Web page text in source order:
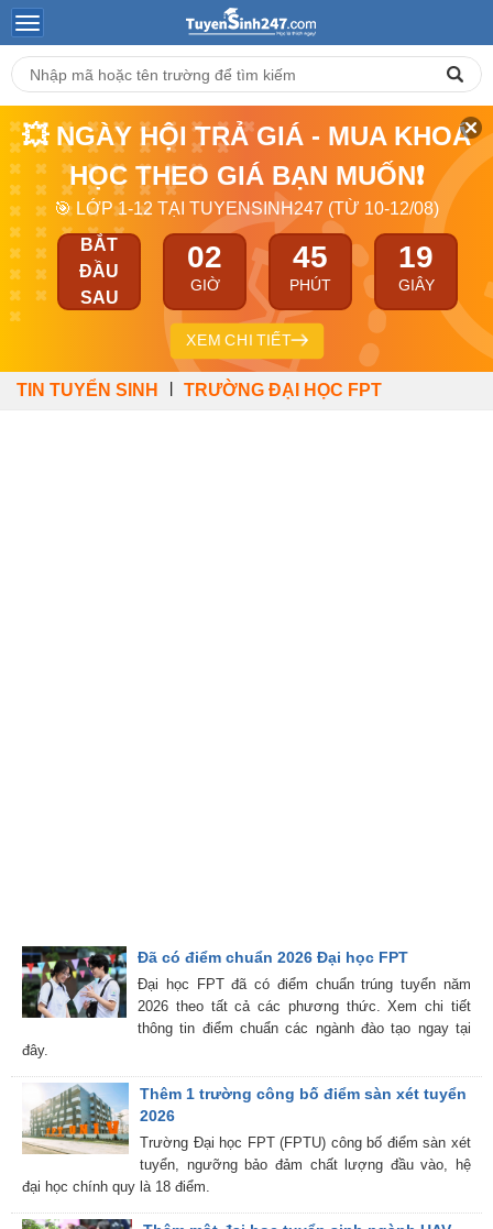
💥 NGÀY HỘI TRẢ GIÁ - MUA KHOÁ
HỌC THEO GIÁ BẠN MUỐN❗
🎯 LỚP 1-12 TẠI TUYENSINH247 (TỪ 10-12/08)
BẮT
ĐẦU
SAU
02
GIỜ
45
PHÚT
18
GIÂY
XEM CHI TIẾT
TIN TUYỂN SINH TRƯỜNG ĐẠI HỌC FPT
Đã có điểm chuẩn 2026 Đại học FPT
Đại học FPT đã có điểm chuẩn trúng tuyển năm
2026 theo tất cả các phương thức. Xem chi tiết
thông tin điểm chuẩn các ngành đào tạo ngay tại
đây.
Thêm 1 trường công bố điểm sàn xét tuyển
2026
Trường Đại học FPT (FPTU) công bố điểm sàn xét
tuyển, ngưỡng bảo đảm chất lượng đầu vào, hệ
đại học chính quy là 18 điểm.